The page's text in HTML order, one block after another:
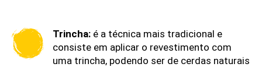
Trincha: é a técnica mais tradicional e
consiste em aplicar o revestimento com
uma trincha, podendo ser de cerdas naturais